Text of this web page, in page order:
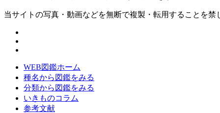
当サイトの写真・動画などを無断で複製・転用することを禁
WEB図鑑ホーム
種名から図鑑をみる
分類から図鑑をみる
いきものコラム
参考文献